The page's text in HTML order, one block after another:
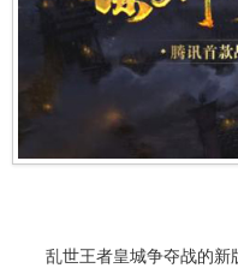
乱世王者皇城争夺战的新版